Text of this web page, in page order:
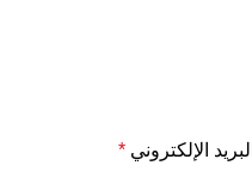
البريد الإلكتروني *